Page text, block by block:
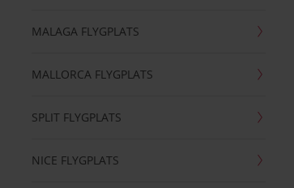
MALAGA FLYGPLATS
MALLORCA FLYGPLATS
SPLIT FLYGPLATS
NICE FLYGPLATS